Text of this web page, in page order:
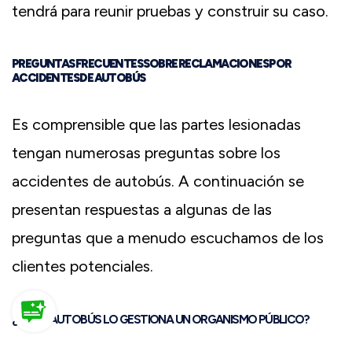
tendrá para reunir pruebas y construir su caso.
PREGUNTAS FRECUENTES SOBRE RECLAMACIONES POR
ACCIDENTES DE AUTOBÚS
Es comprensible que las partes lesionadas
tengan numerosas preguntas sobre los
accidentes de autobús. A continuación se
presentan respuestas a algunas de las
preguntas que a menudo escuchamos de los
clientes potenciales.
¿Y SI EL AUTOBÚS LO GESTIONA UN ORGANISMO PÚBLICO?